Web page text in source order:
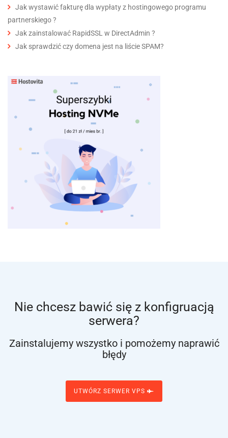
Jak wystawić fakturę dla wypłaty z hostingowego programu
partnerskiego ?
Jak zainstalować RapidSSL w DirectAdmin ?
Jak sprawdzić czy domena jest na liście SPAM?
Nie chcesz bawić się z konfigruacją
serwera?
Zainstalujemy wszystko i pomożemy naprawić
błędy
UTWÓRZ SERWER VPS